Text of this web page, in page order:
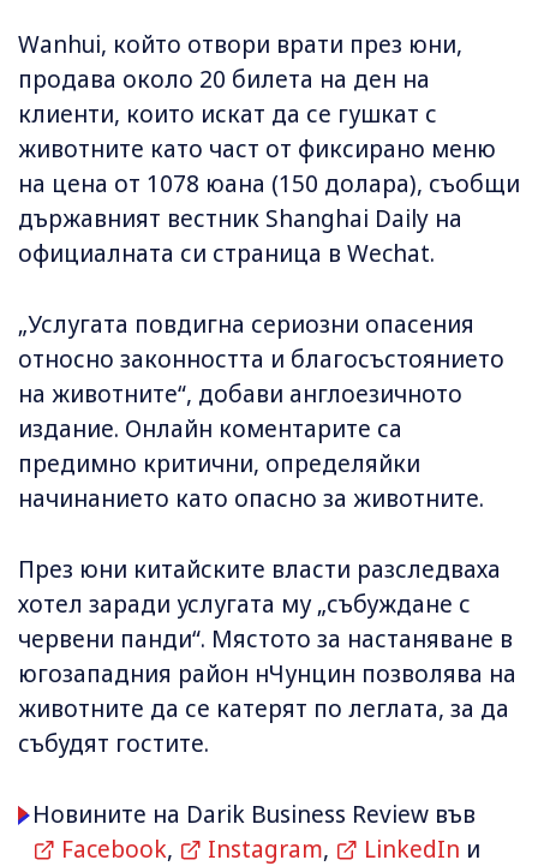
Wanhui, който отвори врати през юни,
продава около 20 билета на ден на
клиенти, които искат да се гушкат с
животните като част от фиксирано меню
на цена от 1078 юана (150 долара), съобщи
държавният вестник Shanghai Daily на
официалната си страница в Wechat.
„Услугата повдигна сериозни опасения
относно законността и благосъстоянието
на животните“, добави англоезичното
издание. Онлайн коментарите са
предимно критични, определяйки
начинанието като опасно за животните.
През юни китайските власти разследваха
хотел заради услугата му „събуждане с
червени панди“. Мястото за настаняване в
югозападния район нЧунцин позволява на
животните да се катерят по леглата, за да
събудят гостите.
Новините на Darik Business Review във
Facebook, Instagram, LinkedIn и